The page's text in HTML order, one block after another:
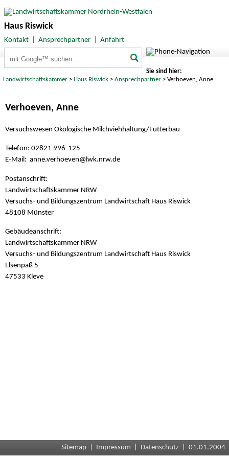
Haus Riswick
Kontakt| Ansprechpartner| Anfahrt
Sie sind hier:
Landwirtschaftskammer > Haus Riswick >Ansprechpartner > Verhoeven, Anne
Verhoeven, Anne
Versuchswesen Ökologische Milchviehhaltung/Futterbau
Telefon: 02821 996-125
E-Mail: anne.verhoeven@lwk.nrw.de
Postanschrift:
Landwirtschaftskammer NRW
Versuchs- und Bildungszentrum Landwirtschaft Haus Riswick
48108 Münster
Gebäudeanschrift:
Landwirtschaftskammer NRW
Versuchs- und Bildungszentrum Landwirtschaft Haus Riswick
Elsenpaß 5
47533 Kleve
Sitemap Impressum Datenschutz | 01.01.2004